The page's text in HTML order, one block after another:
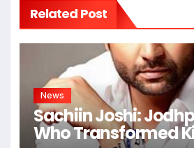
Related Post
News
Sachiin Joshi:
Who Transformed